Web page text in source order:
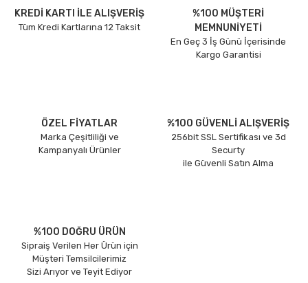
KREDİ KARTI İLE ALIŞVERİŞ
Tüm Kredi Kartlarına 12 Taksit
%100 MÜŞTERİ
MEMNUNİYETİ
En Geç 3 İş Günü İçerisinde
Kargo Garantisi
ÖZEL FİYATLAR
Marka Çeşitliliği ve
Kampanyalı Ürünler
%100 GÜVENLİ ALIŞVERİŞ
256bit SSL Sertifikası ve 3d
Securty
ile Güvenli Satın Alma
%100 DOĞRU ÜRÜN
Sipraiş Verilen Her Ürün için
Müşteri Temsilcilerimiz
Sizi Arıyor ve Teyit Ediyor